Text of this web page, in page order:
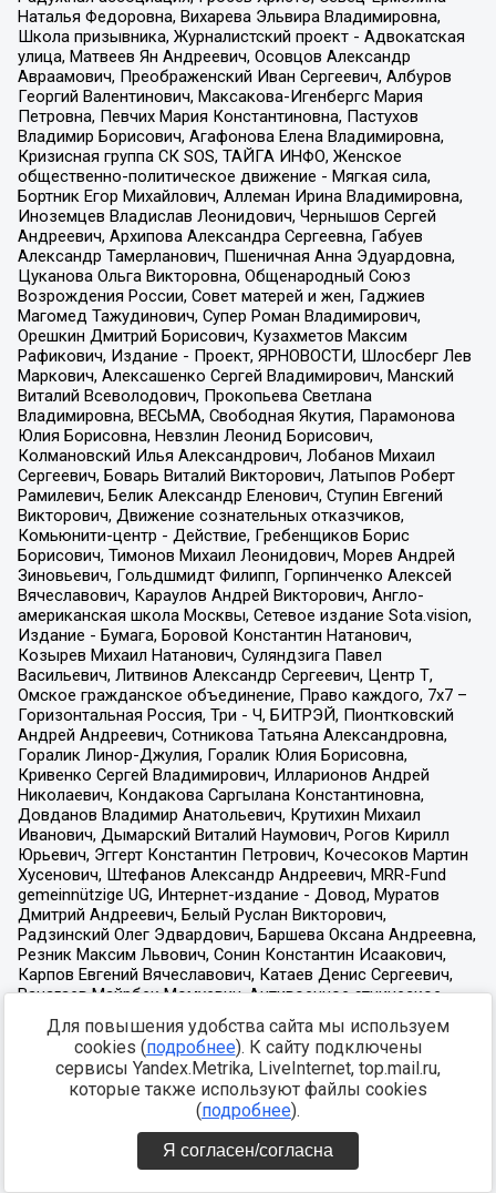
Для повышения удобства сайта мы используем
cookies (подробнее). К сайту подключены
сервисы Yandex.Metrika, LiveInternet, top.mail.ru,
которые также используют файлы cookies
(подробнее).
Я согласен/согласна